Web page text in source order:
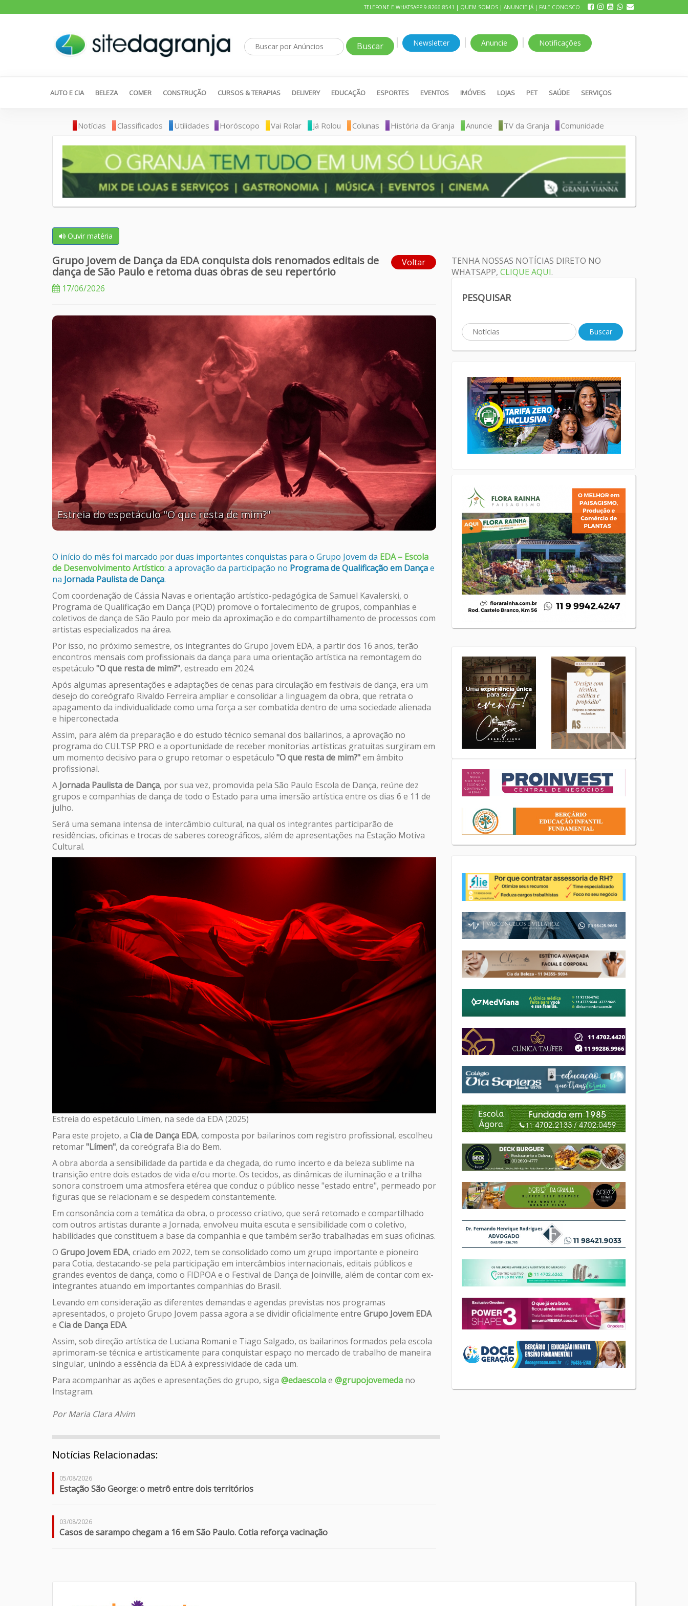
TELEFONE E WHATSAPP 9 8266 8541 | QUEM SOMOS | ANUNCIE JÁ| FALE CONOSCO
| Newsletter | Anuncie | Notificações
AUTO E CIA BELEZA COMER CONSTRUÇÃO CURSOS & TERAPIAS DELIVERY EDUCAÇÃO ESPORTES EVENTOS IMÓVEIS LOJAS PET SAÚDE SERVIÇOS
Notícias Classificados Utilidades Horóscopo Vai Rolar Já Rolou Colunas História da Granja Anuncie TV da Granja Comunidade
Ouvir matéria
Voltar
Grupo Jovem de Dança da EDA conquista dois renomados editais de
dança de São Paulo e retoma duas obras de seu repertório
17/06/2026
Estreia do espetáculo "O que resta de mim?"
O início do mês foi marcado por duas importantes conquistas para o Grupo Jovem da EDA – Escola
de Desenvolvimento Artístico: a aprovação da participação no Programa de Qualificação em Dançae
na Jornada Paulista de Dança.
Com coordenação de Cássia Navas e orientação artístico-pedagógica de Samuel Kavalerski, o
Programa de Qualificação em Dança (PQD) promove o fortalecimento de grupos, companhias e
coletivos de dança de São Paulo por meio da aproximação e do compartilhamento de processos com
artistas especializados na área.
Por isso, no próximo semestre, os integrantes do Grupo Jovem EDA, a partir dos 16 anos, terão
encontros mensais com profissionais da dança para uma orientação artística na remontagem do
espetáculo "O que resta de mim?", estreado em 2024.
Após algumas apresentações e adaptações de cenas para circulação em festivais de dança, era um
desejo do coreógrafo Rivaldo Ferreira ampliar e consolidar a linguagem da obra, que retrata o
apagamento da individualidade como uma força a ser combatida dentro de uma sociedade alienada
e hiperconectada.
Assim, para além da preparação e do estudo técnico semanal dos bailarinos, a aprovação no
programa do CULTSP PRO e a oportunidade de receber monitorias artísticas gratuitas surgiram em
um momento decisivo para o grupo retomar o espetáculo "O que resta de mim?"em âmbito
profissional.
A Jornada Paulista de Dança, por sua vez, promovida pela São Paulo Escola de Dança, reúne dez
grupos e companhias de dança de todo o Estado para uma imersão artística entre os dias 6 e 11 de
julho.
Será uma semana intensa de intercâmbio cultural, na qual os integrantes participarão de
residências, oficinas e trocas de saberes coreográficos, além de apresentações na Estação Motiva
Cultural.
Estreia do espetáculo Límen, na sede da EDA (2025)
Para este projeto, a Cia de Dança EDA, composta por bailarinos com registro profissional, escolheu
retomar"Límen", da coreógrafa Bia do Bem.
A obra aborda a sensibilidade da partida e da chegada, do rumo incerto e da beleza sublime na
transição entre dois estados de vida e/ou morte. Os tecidos, as dinâmicas de iluminação e a trilha
sonora constroem uma atmosfera etérea que conduz o público nesse "estado entre", permeado por
figuras que se relacionam e se despedem constantemente.
Em consonância com a temática da obra, o processo criativo, que será retomado e compartilhado
com outros artistas durante a Jornada, envolveu muita escuta e sensibilidade com o coletivo,
habilidades que constituem a base da companhia e que também serão trabalhadas em suas oficinas.
O Grupo Jovem EDA, criado em 2022, tem se consolidado como um grupo importante e pioneiro
para Cotia, destacando-se pela participação em intercâmbios internacionais, editais públicos e
grandes eventos de dança, como o FIDPOA e o Festival de Dança de Joinville, além de contar com ex-
integrantes atuando em importantes companhias do Brasil.
Levando em consideração as diferentes demandas e agendas previstas nos programas
apresentados, o projeto Grupo Jovem passa agora a se dividir oficialmente entre Grupo Jovem EDA
e Cia de Dança EDA.
Assim, sob direção artística de Luciana Romani e Tiago Salgado, os bailarinos formados pela escola
aprimoram-se técnica e artisticamente para conquistar espaço no mercado de trabalho de maneira
singular, unindo a essência da EDA à expressividade de cada um.
Para acompanhar as ações e apresentações do grupo, siga @edaescolae @grupojovemeda no
Instagram.
Por Maria Clara Alvim
Notícias Relacionadas:
05/08/2026
Estação São George: o metrô entre dois territórios
03/08/2026
Casos de sarampo chegam a 16 em São Paulo. Cotia reforça vacinação
TENHA NOSSAS NOTÍCIAS DIRETO NO
WHATSAPP, CLIQUE AQUI.
PESQUISAR